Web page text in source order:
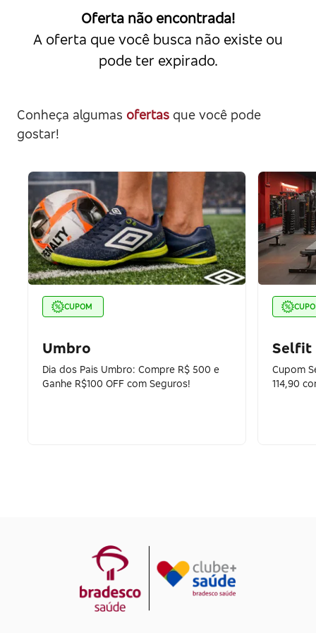
Oferta não encontrada!
A oferta que você busca não existe ou
pode ter expirado.
Conheça algumas ofertas que você pode
gostar!
CUPOM
Umbro
Dia dos Pais Umbro: Compre R$ 500 e
Ganhe R$100 OFF com Seguros!
Selfit
Cupom
114,90